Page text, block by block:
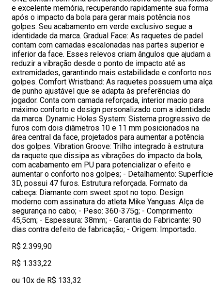
e excelente memória, recuperando rapidamente sua forma
após o impacto da bola para gerar mais potência nos
golpes. Seu acabamento em verde exclusivo segue a
identidade da marca. Gradual Face: As raquetes de padel
contam com camadas escalonadas nas partes superior e
inferior da face. Esses relevos criam ângulos que ajudam a
reduzir a vibração desde o ponto de impacto até as
extremidades, garantindo mais estabilidade e conforto nos
golpes. Comfort Wristband: As raquetes possuem uma alça
de punho ajustável que se adapta às preferências do
jogador. Conta com camada reforçada, interior macio para
máximo conforto e design personalizado com a identidade
da marca. Dynamic Holes System: Sistema progressivo de
furos com dois diâmetros 10 e 11 mm posicionados na
área central da face, projetados para aumentar a potência
dos golpes. Vibration Groove: Trilho integrado à estrutura
da raquete que dissipa as vibrações do impacto da bola,
com acabamento em PU para potencializar o efeito e
aumentar o conforto nos golpes; - Detalhamento: Superfície
3D, possui 47 furos. Estrutura reforçada. Formato da
cabeça: Diamante com sweet spot no topo. Design
moderno com assinatura do atleta Mike Yanguas. Alça de
segurança no cabo; - Peso: 360-375g; - Comprimento:
45,5cm; - Espessura: 38mm; - Garantia do Fabricante: 90
dias contra defeito de fabricação; - Origem: Importado.
R$ 2.399,90
R$ 1.333,22
ou 10x de R$ 133,32